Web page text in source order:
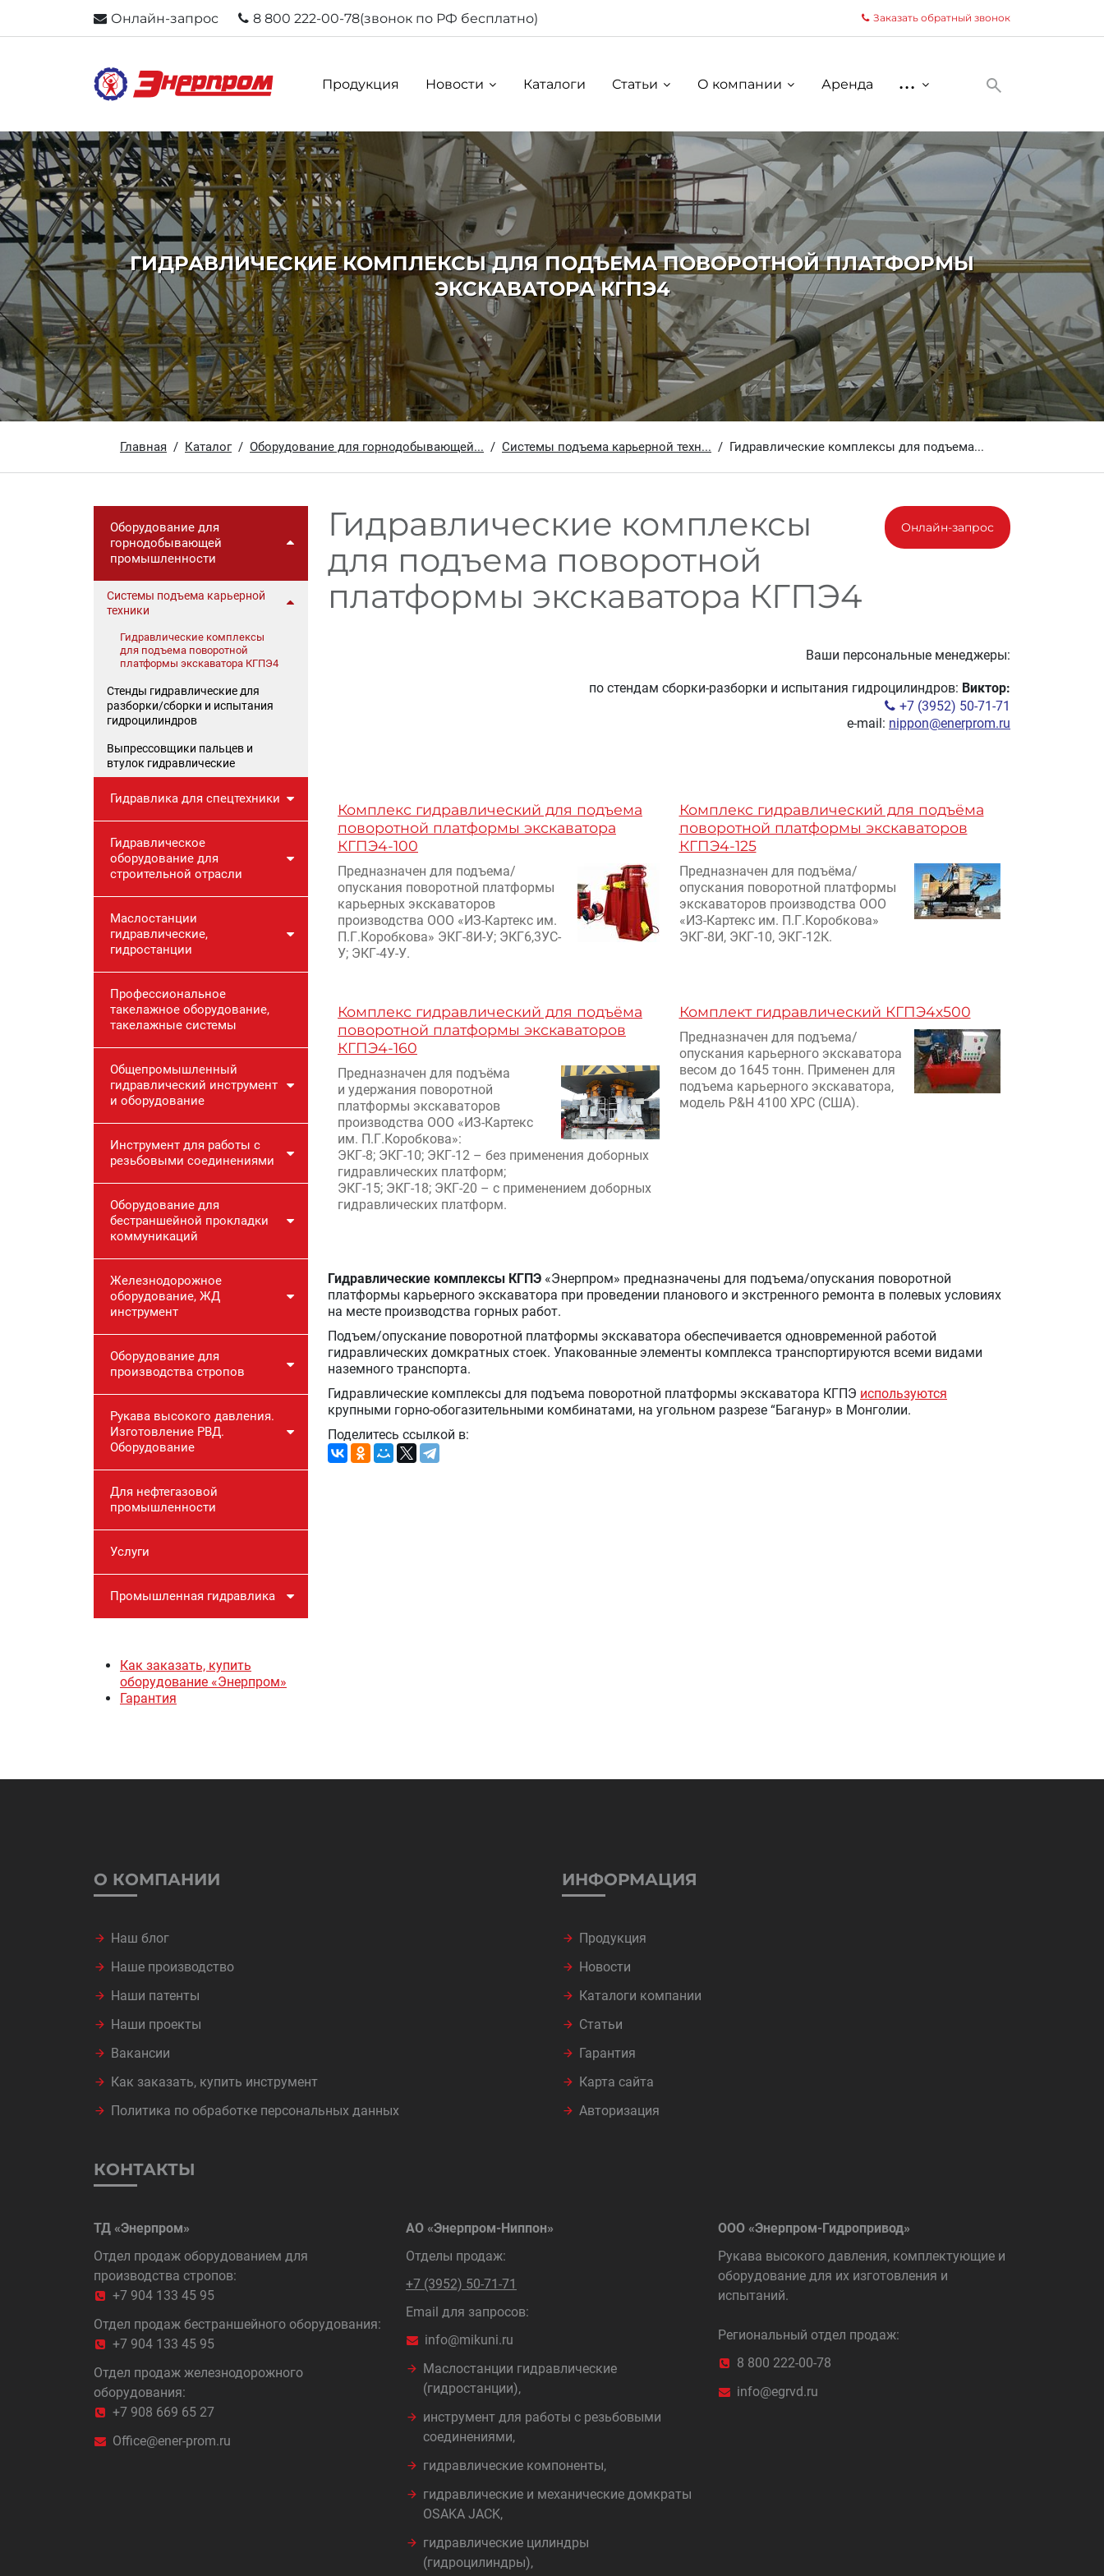
Онлайн-запрос 8 800 222-00-78(звонок по РФ бесплатно) Заказать обратный звонок
Продукция Новости Каталоги Статьи О компании Аренда ...
ГИДРАВЛИЧЕСКИЕ КОМПЛЕКСЫ ДЛЯ ПОДЪЕМА ПОВОРОТНОЙ ПЛАТФОРМЫ
ЭКСКАВАТОРА КГПЭ4
Главная Каталог Оборудование для горнодобывающей... Системы подъема карьерной техн... Гидравлические комплексы для подъема...
Онлайн-запрос
Гидравлические комплексы
для подъема поворотной
платформы экскаватора КГПЭ4
Ваши персональные менеджеры:
по стендам сборки-разборки и испытания гидроцилиндров: Виктор:
+7 (3952) 50-71-71
e-mail: nippon@enerprom.ru
Комплекс гидравлический для подъема
поворотной платформы экскаватора
КГПЭ4-100
Предназначен для подъема/
опускания поворотной платформы
карьерных экскаваторов
производства ООО «ИЗ-Картекс им.
П.Г.Коробкова» ЭКГ-8И-У; ЭКГ6,3УС-
У; ЭКГ-4У-У.
Комплекс гидравлический для подъёма
поворотной платформы экскаваторов
КГПЭ4-125
Предназначен для подъёма/
опускания поворотной платформы
экскаваторов производства ООО
«ИЗ-Картекс им. П.Г.Коробкова»
ЭКГ-8И, ЭКГ-10, ЭКГ-12К.
Комплекс гидравлический для подъёма
поворотной платформы экскаваторов
КГПЭ4-160
Предназначен для подъёма
и удержания поворотной
платформы экскаваторов
производства ООО «ИЗ-Картекс
им. П.Г.Коробкова»:
ЭКГ-8; ЭКГ-10; ЭКГ-12 – без применения доборных
гидравлических платформ;
ЭКГ-15; ЭКГ-18; ЭКГ-20 – с применением доборных
гидравлических платформ.
Комплект гидравлический КГПЭ4х500
Предназначен для подъема/
опускания карьерного экскаватора
весом до 1645 тонн. Применен для
подъема карьерного экскаватора,
модель P&H 4100 XPC (США).
Гидравлические комплексы КГПЭ «Энерпром» предназначены для подъема/опускания поворотной
платформы карьерного экскаватора при проведении планового и экстренного ремонта в полевых условиях
на месте производства горных работ.
Подъем/опускание поворотной платформы экскаватора обеспечивается одновременной работой
гидравлических домкратных стоек. Упакованные элементы комплекса транспортируются всеми видами
наземного транспорта.
Гидравлические комплексы для подъема поворотной платформы экскаватора КГПЭ используются
крупными горно-обогазительными комбинатами, на угольном разрезе “Баганур» в Монголии.
Поделитесь ссылкой в:
Оборудование для
горнодобывающей
промышленности
Системы подъема карьерной
техники
Гидравлические комплексы
для подъема поворотной
платформы экскаватора КГПЭ4
Стенды гидравлические для
разборки/сборки и испытания
гидроцилиндров
Выпрессовщики пальцев и
втулок гидравлические
Гидравлика для спецтехники
Гидравлическое
оборудование для
строительной отрасли
Маслостанции
гидравлические,
гидростанции
Профессиональное
такелажное оборудование,
такелажные системы
Общепромышленный
гидравлический инструмент
и оборудование
Инструмент для работы с
резьбовыми соединениями
Оборудование для
бестраншейной прокладки
коммуникаций
Железнодорожное
оборудование, ЖД
инструмент
Оборудование для
производства стропов
Рукава высокого давления.
Изготовление РВД.
Оборудование
Для нефтегазовой
промышленности
Услуги
Промышленная гидравлика
Как заказать, купить
оборудование «Энерпром»
Гарантия
О КОМПАНИИ
Наш блог
Наше производство
Наши патенты
Наши проекты
Вакансии
Как заказать, купить инструмент
Политика по обработке персональных данных
ИНФОРМАЦИЯ
Продукция
Новости
Каталоги компании
Статьи
Гарантия
Карта сайта
Авторизация
КОНТАКТЫ
ТД «Энерпром»
Отдел продаж оборудованием для
производства стропов:
+7 904 133 45 95
Отдел продаж бестраншейного оборудования:
+7 904 133 45 95
Отдел продаж железнодорожного
оборудования:
+7 908 669 65 27
Office@ener-prom.ru
АО «Энерпром-Ниппон»
Отделы продаж:
+7 (3952) 50-71-71
Email для запросов:
info@mikuni.ru
Маслостанции гидравлические
(гидростанции),
инструмент для работы с резьбовыми
соединениями,
гидравлические компоненты,
гидравлические и механические домкраты
OSAKA JACK,
гидравлические цилиндры
(гидроцилиндры),
ООО «Энерпром-Гидропривод»
Рукава высокого давления, комплектующие и
оборудование для их изготовления и
испытаний.
Региональный отдел продаж:
8 800 222-00-78
info@egrvd.ru